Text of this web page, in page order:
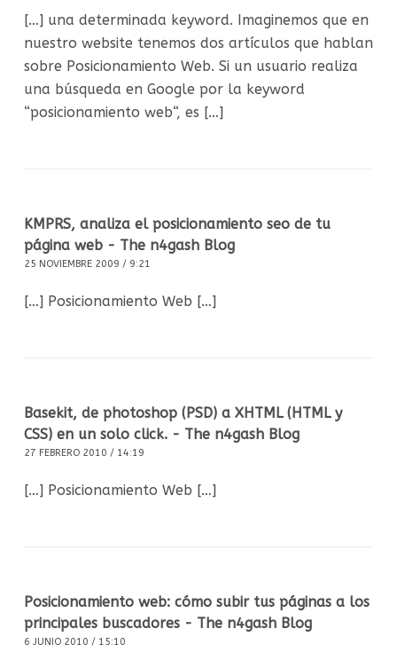
[…] una determinada keyword. Imaginemos que en
nuestro website tenemos dos artículos que hablan
sobre Posicionamiento Web. Si un usuario realiza
una búsqueda en Google por la keyword
“posicionamiento web“, es […]
KMPRS, analiza el posicionamiento seo de tu
página web - The n4gash Blog
25 NOVIEMBRE 2009 / 9:21
[…] Posicionamiento Web […]
Basekit, de photoshop (PSD) a XHTML (HTML y
CSS) en un solo click. - The n4gash Blog
27 FEBRERO 2010 / 14:19
[…] Posicionamiento Web […]
Posicionamiento web: cómo subir tus páginas a los
principales buscadores - The n4gash Blog
6 JUNIO 2010 / 15:10